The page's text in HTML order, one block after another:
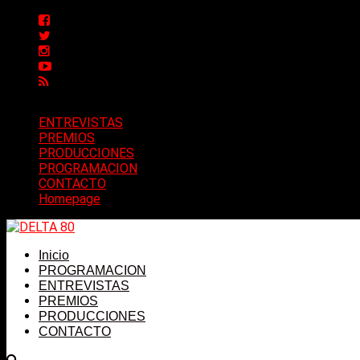
ENTREVISTAS
PREMIOS
PRODUCCIONES
PROGRAMACION
CONTACTO
Homepage
Inicio
PROGRAMACION
ENTREVISTAS
PREMIOS
PRODUCCIONES
CONTACTO